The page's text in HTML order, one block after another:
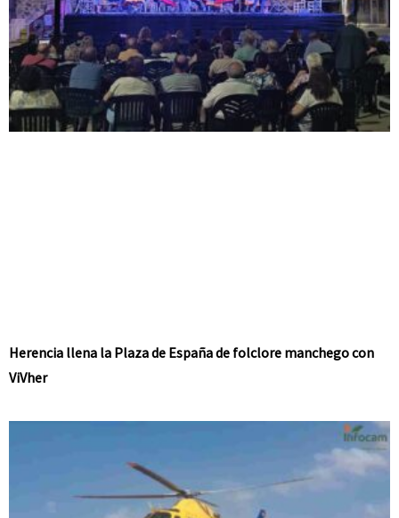
Herencia llena la Plaza de España de folclore manchego con
ViVher